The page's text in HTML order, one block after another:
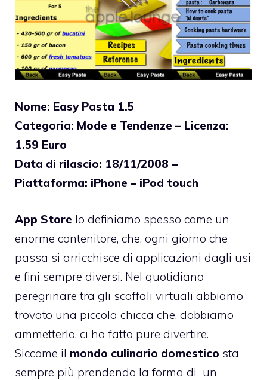
Nome: Easy Pasta 1.5
Categoria: Mode e Tendenze – Licenza:
1.59 Euro
Data di rilascio: 18/11/2008 –
Piattaforma: iPhone – iPod touch
App Store lo definiamo spesso come un
enorme contenitore, che, ogni giorno che
passa si arricchisce di applicazioni dagli usi
e fini sempre diversi. Nel quotidiano
peregrinare tra gli scaffali virtuali abbiamo
trovato una piccola chicca che, dobbiamo
ammetterlo, ci ha fatto pure divertire.
Siccome il mondo culinario domestico sta
sempre più prendendo la forma di un